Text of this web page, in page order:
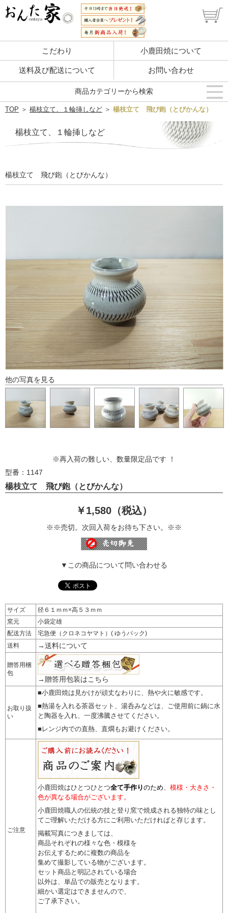
こだわり 小鹿田焼について
送料及び配送について お問い合わせ
TOP ＞ 楊枝立て、１輪挿しなど ＞ 楊枝立て 飛び鉋（とびかんな）
楊枝立て、１輪挿しなど
楊枝立て 飛び鉋（とびかんな）
他の写真を見る
※再入荷の難しい、数量限定品です ！
型番：1147
楊枝立て 飛び鉋（とびかんな）
￥1,580（税込）
※※売切。次回入荷をお待ち下さい。※※
▼この商品について問い合わせる
サイズ
径６１ｍｍ×高５３ｍｍ
窯元
小袋定雄
配送方法
宅急便（クロネコヤマト）( ゆうパック)
送料
→送料について
贈答用梱
包
→贈答用包装はこちら
お取り扱
い
■小鹿田焼は見かけが頑丈なわりに、熱や火に敏感です。
■熱湯を入れる茶器セット、湯呑みなどは、ご使用前に鍋に水
と陶器を入れ、一度沸騰させてください。
■レンジ内での直熱、直燗もお避けください。
ご注意
小鹿田焼はひとつひとつ全て手作りのため
模様・大きさ・
色が異なる場合がございます。
小鹿田焼職人の伝統の技と登り窯で焼成される独特の味とし
てご理解いただける方にご利用いただければと存じます。
掲載写真につきましては、
商品それぞれの様々な色・模様を
お伝えするために複数の商品を
集めて撮影している物がございます。
セット商品と明記されている場合
以外は、単品での販売となります。
細かい選定はできませんので
ご了承下さい。
商品カテゴリーから検索